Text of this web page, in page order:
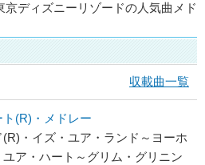
ディズニーリゾードの人気曲メド
収載曲一覧
(R)・メドレー
・イズ・ユア・ランド～ヨーホ
ア・ハート～グリム・グリニン